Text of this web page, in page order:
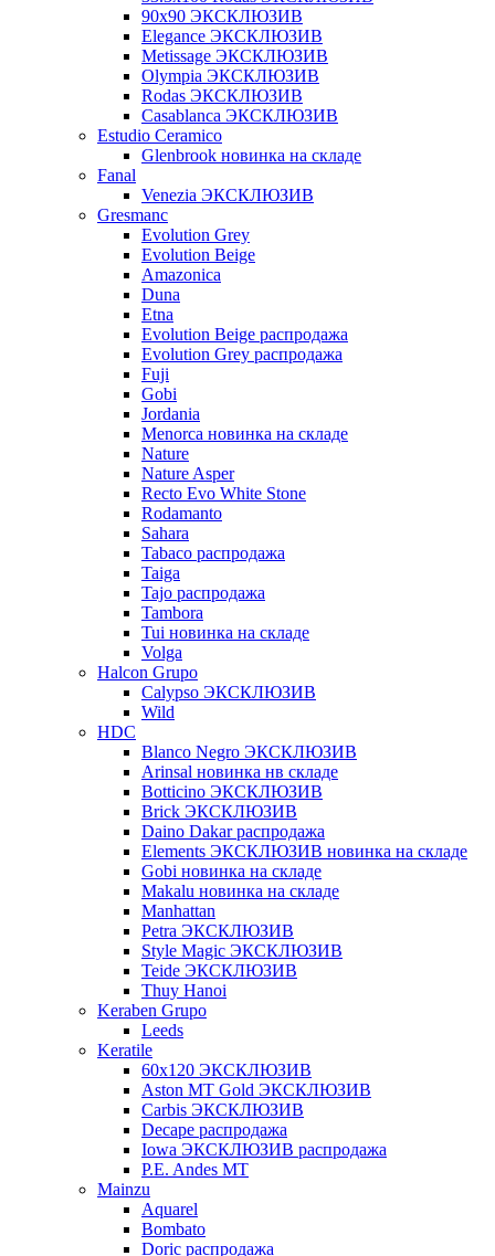
90x90 ЭКСКЛЮЗИВ
Elegance ЭКСКЛЮЗИВ
Metissage ЭКСКЛЮЗИВ
Olympia ЭКСКЛЮЗИВ
Rodas ЭКСКЛЮЗИВ
Сasablanca ЭКСКЛЮЗИВ
Estudio Ceramico
Glenbrook новинка на складе
Fanal
Venezia ЭКСКЛЮЗИВ
Gresmanc
Evolution Grey
Evolution Beige
Amazonica
Duna
Etna
Evolution Beige распродажа
Evolution Grey распродажа
Fuji
Gobi
Jordania
Menorca новинка на складе
Nature
Nature Asper
Recto Evo White Stone
Rodamanto
Sahara
Tabaco распродажа
Taiga
Tajo распродажа
Tambora
Tui новинка на складе
Volga
Halcon Grupo
Calypso ЭКСКЛЮЗИВ
Wild
HDC
Blanco Negro ЭКСКЛЮЗИВ
Arinsal новинка нв складе
Botticino ЭКСКЛЮЗИВ
Brick ЭКСКЛЮЗИВ
Daino Dakar распродажа
Elements ЭКСКЛЮЗИВ новинка на складе
Gobi новинка на складе
Makalu новинка на складе
Manhattan
Petra ЭКСКЛЮЗИВ
Style Magic ЭКСКЛЮЗИВ
Teide ЭКСКЛЮЗИВ
Thuy Hanoi
Keraben Grupo
Leeds
Keratile
60х120 ЭКСКЛЮЗИВ
Aston MT Gold ЭКСКЛЮЗИВ
Carbis ЭКСКЛЮЗИВ
Decape распродажа
Iowa ЭКСКЛЮЗИВ распродажа
P.E. Andes MT
Mainzu
Aquarel
Bombato
Doric распродажа